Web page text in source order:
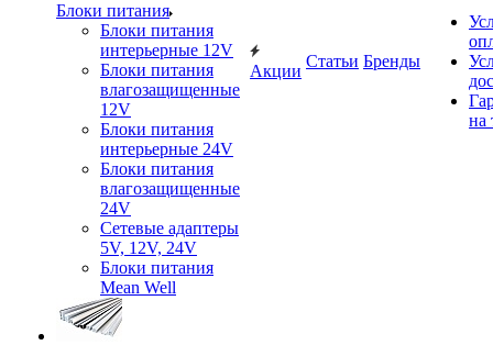
Блоки питания
Блоки питания
интерьерные 12V
Блоки питания
влагозащищенные
12V
Блоки питания
интерьерные 24V
Блоки питания
влагозащищенные
24V
Сетевые адаптеры
5V, 12V, 24V
Блоки питания
Mean Well
Акции
Статьи Бренды
на